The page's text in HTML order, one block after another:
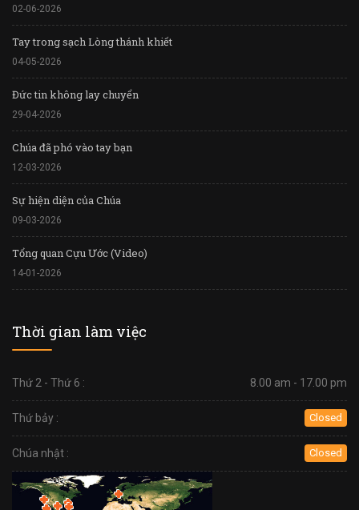
02-06-2026
Tay trong sạch Lòng thánh khiết
04-05-2026
Đức tin không lay chuyển
29-04-2026
Chúa đã phó vào tay bạn
12-03-2026
Sự hiện diện của Chúa
09-03-2026
Tổng quan Cựu Ước (Video)
14-01-2026
Thời gian làm việc
Thứ 2 - Thứ 6 : 8.00 am - 17.00 pm
Thứ bảy : Closed
Chúa nhật : Closed